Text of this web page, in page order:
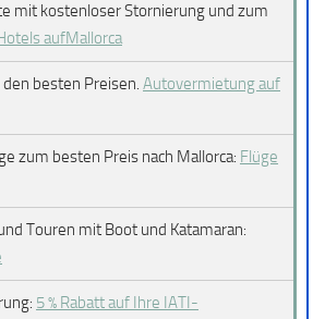
mit kostenloser Stornierung und zum
aufMallorca
besten Preisen. Autovermietung auf
zum besten Preis nach Mallorca: Flüge
Touren mit Boot und Katamaran:
5 % Rabatt auf Ihre IATI-